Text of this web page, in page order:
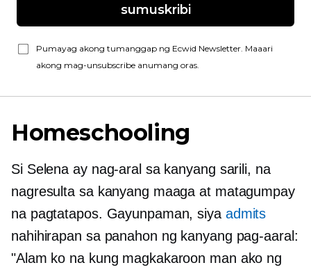
sumuskribi
Pumayag akong tumanggap ng Ecwid Newsletter. Maaari
akong mag-unsubscribe anumang oras.
Homeschooling
Si Selena ay nag-aral sa kanyang sarili, na
nagresulta sa kanyang maaga at matagumpay
na pagtatapos. Gayunpaman, siya admits
nahihirapan sa panahon ng kanyang pag-aaral:
"Alam ko na kung magkakaroon man ako ng